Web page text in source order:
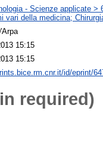
- Scienze applicate
vari della medicina;
15:15
15:15
id/eprint/
required)